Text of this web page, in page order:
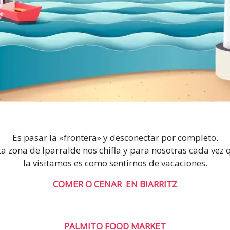
Es pasar la «frontera» y desconectar por completo.
zona de Iparralde nos chifla y para nosotras cada vez
la visitamos es como sentirnos de vacaciones.
COMER O CENAR EN BIARRITZ
PALMITO FOOD MARKET